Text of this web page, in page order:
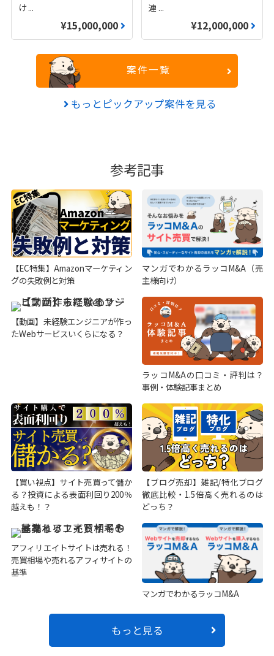
け...
¥15,000,000
連 ...
¥12,000,000
案件一覧
もっとピックアップ案件を見る
参考記事
【EC特集】Amazonマーケティン
グの失敗例と対策
マンガでわかるラッコM&A（売
主様向け）
【動画】未経験エンジニアが作っ
たWebサービスいくらになる？
ラッコM&Aの口コミ・評判は？
事例・体験記事まとめ
【買い視点】サイト売買って儲か
る？投資による表面利回り200％
越えも！？
【ブログ売却】雑記/特化ブログ
徹底比較・1.5倍高く売れるのは
どっち？
アフィリエイトサイトは売れる！
売買相場や売れるアフィサイトの
基準
マンガでわかるラッコM&A
もっと見る